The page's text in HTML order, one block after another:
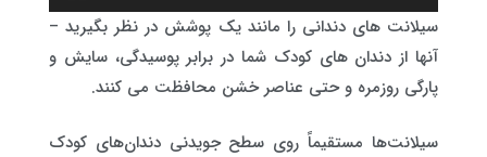
سیلانت های دندانی را مانند یک پوشش در نظر بگیرید –
آنها از دندان های کودک شما در برابر پوسیدگی، سایش و
پارگی روزمره و حتی عناصر خشن محافظت می کنند.
سیلانت‌ها مستقیماً روی سطح جویدنی دندان‌های کودک